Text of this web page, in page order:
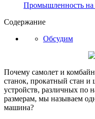
Промышленность
Содержание
Обсудим
Почему самолет и
станок, прокатный стан
устройств, различных по
размерам, мы называем
машина?